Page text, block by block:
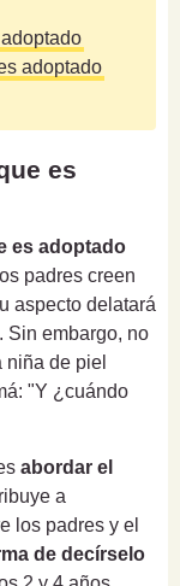
adoptado
es
es adoptado
padres creen
aspecto delatará
Sin embargo, no
de piel
"Y ¿cuándo
abordar el
a
los padres y el
de decírselo